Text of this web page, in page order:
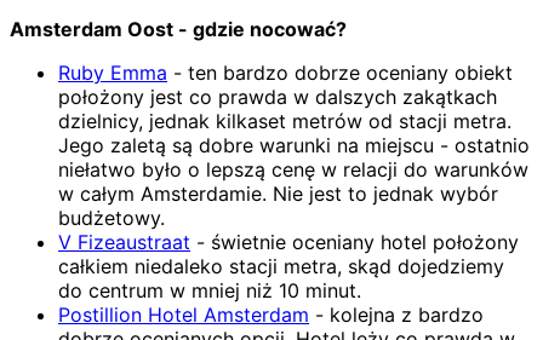
Amsterdam Oost - gdzie nocować?
Ruby Emma - ten bardzo dobrze oceniany obiekt
położony jest co prawda w dalszych zakątkach
dzielnicy, jednak kilkaset metrów od stacji metra.
Jego zaletą są dobre warunki na miejscu - ostatnio
niełatwo było o lepszą cenę w relacji do warunków
w całym Amsterdamie. Nie jest to jednak wybór
budżetowy.
V Fizeaustraat - świetnie oceniany hotel położony
całkiem niedaleko stacji metra, skąd dojedziemy
do centrum w mniej niż 10 minut.
Postillion Hotel Amsterdam - kolejna z bardzo